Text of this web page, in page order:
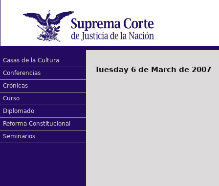
Casas de la Cultura
Conferencias
Crónicas
Curso
Diplomado
Reforma Constitucional
Seminarios
Tuesday 6 de March de 2007